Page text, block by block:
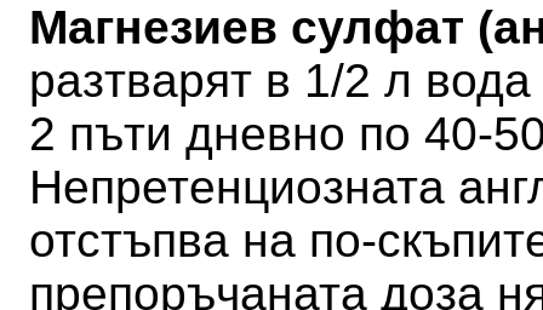
Магнезиев сулфат
разтварят в 1/2 л
2 пъти дневно по 40-
Непретенциозната
отстъпва на по-
препоръчаната доза